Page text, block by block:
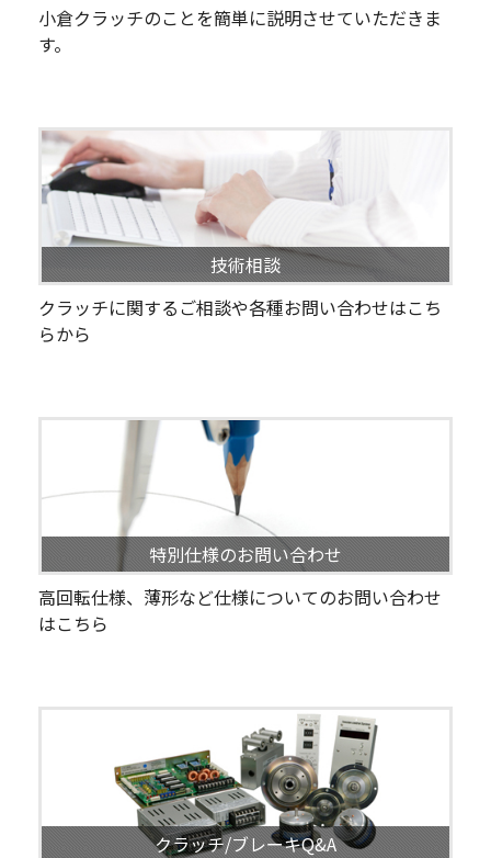
小倉クラッチのことを簡単に説明させていただきま
す。
技術相談
クラッチに関するご相談や各種お問い合わせはこち
らから
特別仕様のお問い合わせ
高回転仕様、薄形など仕様についてのお問い合わせ
はこちら
クラッチ/ブレーキQ&A